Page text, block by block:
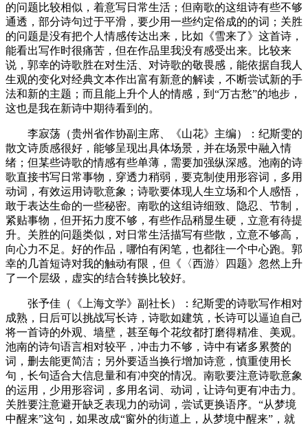
的问题比较相似，着意写日常生活；但南歌的这组诗有些不够
通透，部分诗句过于平滑，要少用一些约定俗成的的词；关胜
的问题是没有把个人情感传达出来，比如《雪来了》这首诗，
能看出写作时很痛苦，但在作品里我没有感受出来。比较来
说，郭幸的诗歌胜在对生活、对诗歌的敬畏感，能依据自我人
生观的变化对经典文本作出富有新意的解读，不断尝试新的手
法和新的主题；而且能上升个人的情感，到“万古愁”的地步，
这也是我在新诗中期待看到的。
李寂荡（贵州省作协副主席、《山花》主编）：纪斯雯的
散文诗质感很好，能够呈现出具体场景，并在场景中融入情
绪；但某些诗歌的情感有些单薄，需要加强纵深感。池南的诗
歌直接书写日常事物，穿透力稍弱，要克制使用形容词，多用
动词，有效运用诗歌意象；诗歌要体现人生立场和个人感悟，
敢于表达生命的一些秘密。南歌的这组诗细致、隐忍、节制，
紧贴事物，但开拓力度不够，有些作品稍显生硬，立意有待提
升。关胜的问题类似，对日常生活描写有些散，立意不够高，
向心力不足。好的作品，哪怕有闲笔，也都往一个中心跑。郭
幸的几首短诗对我的触动有限，但《〈西游〉四题》忽然上升
了一个层级，虚实的结合转换比较好。
张予佳（《上海文学》副社长）：纪斯雯的诗歌写作相对
成熟，日后可以挑战写长诗，诗歌如建筑，长诗可以逼迫自己
将一首诗的外观、墙壁，甚至每个花纹都打磨得精准、美观。
池南的诗句语言相对较平，冲击力不够，诗中有诸多累赘的
词，删去能更简洁；另外要适当换行增加诗意，慎重使用长
句，长句适合大信息量和有冲突的情况。南歌要注意诗歌意象
的运用，少用形容词，多用名词、动词，让诗句更有冲击力。
关胜要注意避开缺乏表现力的动词，尝试更换语序。“从梦境
中醒来”这句，如果改成“窗外的街道上，从梦境中醒来”，就